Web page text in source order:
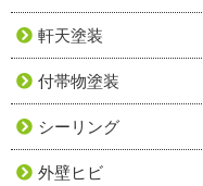
軒天塗装
付帯物塗装
シーリング
外壁ヒビ